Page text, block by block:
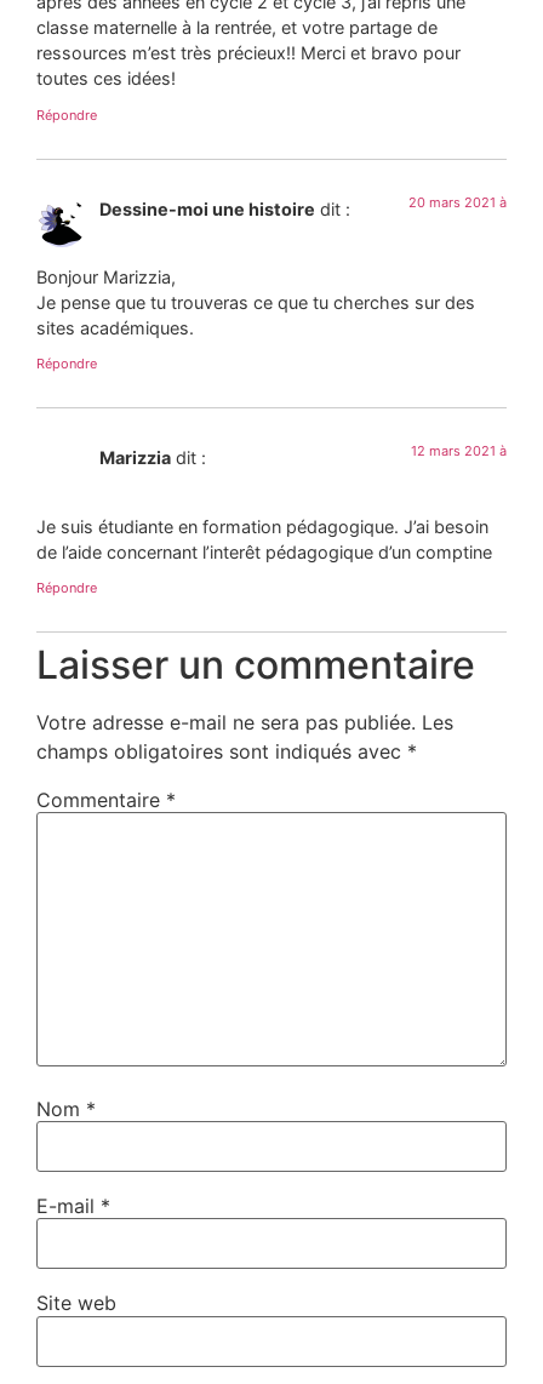
classe maternelle à la rentrée, et votre partage de
ressources m’est très précieux!! Merci et bravo pour
toutes ces idées!
Répondre
Dessine-moi une histoire dit : 20 mars 2021 à
Bonjour Marizzia,
Je pense que tu trouveras ce que tu cherches sur des
sites académiques.
Répondre
Marizzia dit : 12 mars 2021 à
Je suis étudiante en formation pédagogique. J’ai besoin
de l’aide concernant l’interêt pédagogique d’un comptine
Répondre
Laisser un commentaire
Votre adresse e-mail ne sera pas publiée. Les
champs obligatoires sont indiqués avec *
Commentaire *
Nom *
E-mail *
Site web